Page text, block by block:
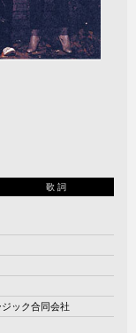
歌 詞
ック合同会社